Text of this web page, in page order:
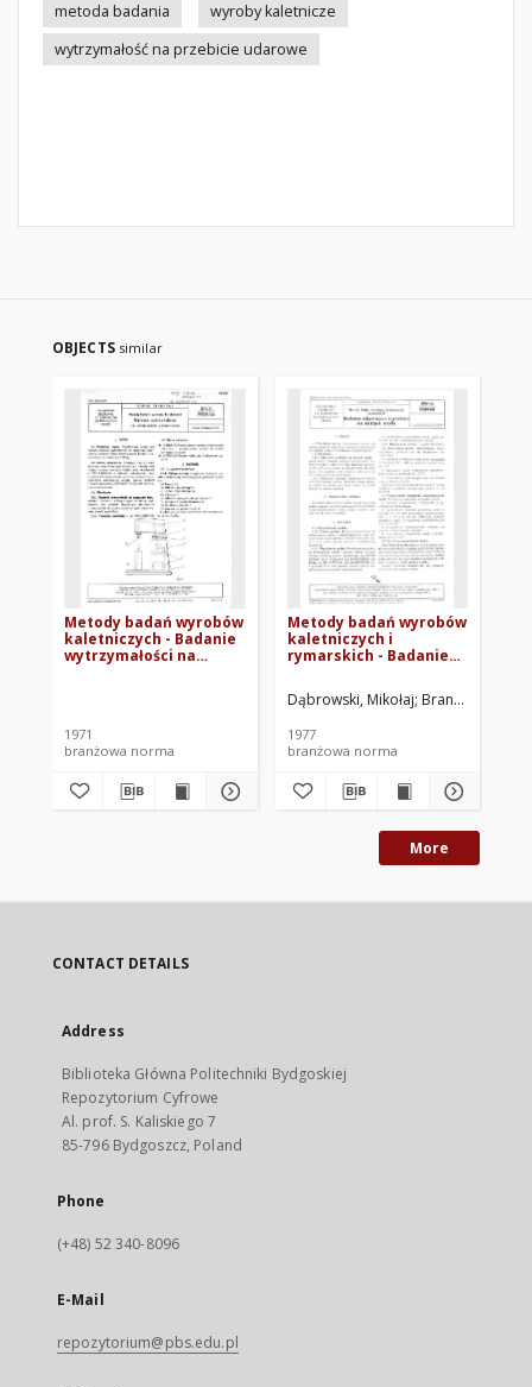
metoda badania
wyroby kaletnicze
wytrzymałość na przebicie udarowe
OBJECTS similar
Metody badań wyrobów
kaletniczych - Badanie
wytrzymałości na
1971
branżowa norma
Metody badań wyrobów
kaletniczych i
rymarskich - Badanie
natrysk wodą BN-
76/8509-08
Dąbrowski, Mikołaj Branżowe
1977
branżowa norma
More
CONTACT DETAILS
Address
Biblioteka Główna Politechniki Bydgoskiej
Repozytorium Cyfrowe
Al. prof. S. Kaliskiego 7
85-796 Bydgoszcz, Poland
Phone
(+48) 52 340-8096
E-Mail
repozytorium@pbs.edu.pl